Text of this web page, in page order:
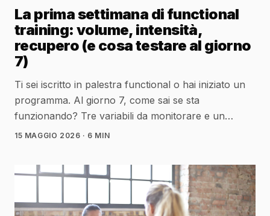
La prima settimana di functional
training: volume, intensità,
recupero (e cosa testare al giorno
7)
Ti sei iscritto in palestra functional o hai iniziato un
programma. Al giorno 7, come sai se sta
funzionando? Tre variabili da monitorare e un
micro-test pratico per capirlo.
15 MAGGIO 2026 · 6 MIN